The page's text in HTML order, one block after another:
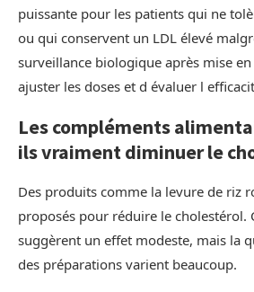
puissante pour les patients qui ne
ou qui conservent un LDL élevé
surveillance biologique après mise
ajuster les doses et d évaluer l
Les compléments
ils vraiment diminuer le
Des produits comme la levure de riz
proposés pour réduire le cholestérol.
suggèrent un effet modeste, mais la
des préparations varient beaucoup.